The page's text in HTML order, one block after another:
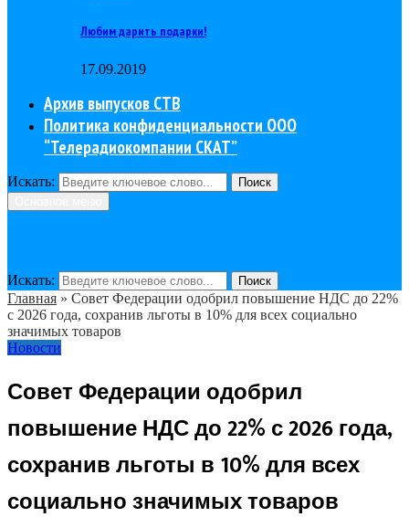
Любим дарить подарки!
17.09.2019
Архив выпусков СТВ
Политика конфиденциальности ООО
“Телерадиокомпании СКАТ”
Искать:
Поиск
Искать: Поиск
Главная » Совет Федерации одобрил повышение НДС до 22%
с 2026 года, сохранив льготы в 10% для всех социально
значимых товаров
Новости
Совет Федерации одобрил
повышение НДС до 22% с 2026 года,
сохранив льготы в 10% для всех
социально значимых товаров